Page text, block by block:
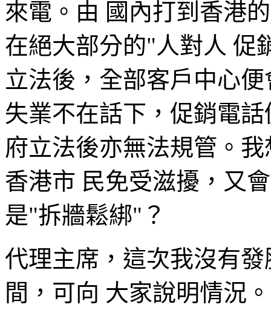
來電。由 國內打到香港
在絕大部分的"人對人 促
立法後，全部客戶中心
失業不在話下，促銷電
府立法後亦無法規管。
香港市 民免受滋擾，又
是"拆牆鬆綁"？
代理主席，這次我沒有
間，可向 大家說明情況